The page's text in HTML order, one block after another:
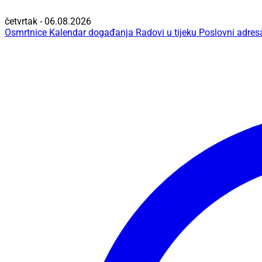
četvrtak - 06.08.2026
Osmrtnice Kalendar događanja Radovi u tijeku Poslovni